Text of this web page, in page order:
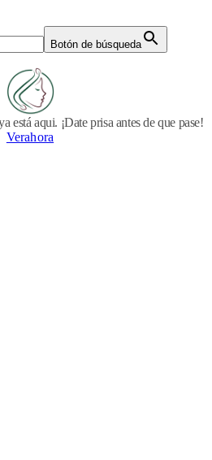
Botón de búsqueda
está aqui. ¡Date prisa antes de que pase!
Verahora